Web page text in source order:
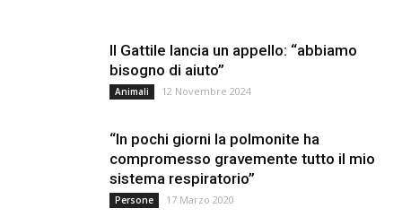
Il Gattile lancia un appello: “abbiamo
bisogno di aiuto”
Animali 12 Novembre 2024
“In pochi giorni la polmonite ha
compromesso gravemente tutto il mio
sistema respiratorio”
Persone 17 Marzo 2020